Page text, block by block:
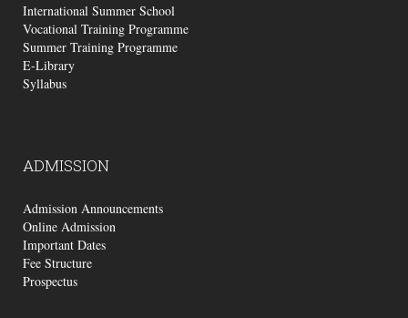
International Summer School
Vocational Training Programme
Summer Training Programme
E-Library
Syllabus
ADMISSION
Admission Announcements
Online Admission
Important Dates
Fee Structure
Prospectus